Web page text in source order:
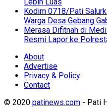
Kodim 0718/Pati
Warga Desa Gebang
Merasa Difitnah di
Resmi Lapor ke
About
Advertise
Privacy & Policy
Contact
© 2020 patinews.com - Pati